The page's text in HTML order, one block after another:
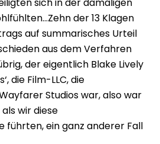
der 13 Klagen
auf summarisches Urteil
aus dem Verfahren
der eigentlich Blake Lively
die Film-LLC, die
Studios war, also war
wir diese
führten, ein ganz anderer Fall